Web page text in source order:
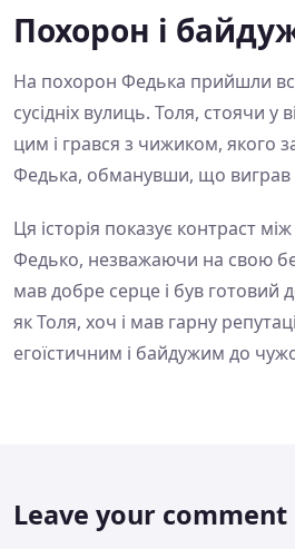
Похорон і
На похорон Федька прийшли всі
сусідніх вулиць. Толя, стоячи у
цим і грався з чижиком, якого
Федька, обманувши, що виграв
Ця історія показує контраст
Федько, незважаючи на свою
мав добре серце і був готовий
як Толя, хоч і мав гарну
егоїстичним і байдужим до
Leave your comment